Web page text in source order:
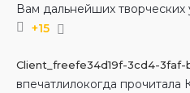
Вам дальнейших творческих
+15
Client_freefe34d19f-3cd4-
впечатлилокогда